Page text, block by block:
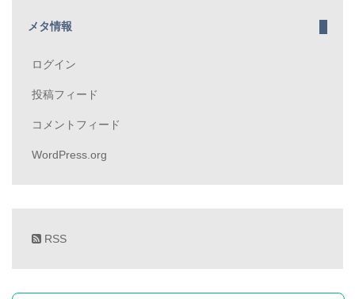
メタ情報
ログイン
投稿フィード
コメントフィード
WordPress.org
RSS